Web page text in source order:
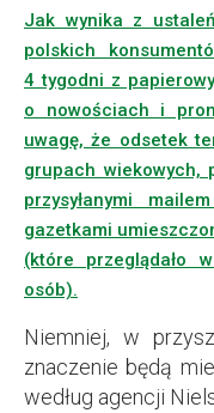
Jak wynika z
polskich
4 tygodni z
o nowościach i
uwagę, że odsetek
grupach wiekowych,
przysyłanymi
gazetkami
(które przeglądało
osób).
Niemniej, w
znaczenie będą
według agencji